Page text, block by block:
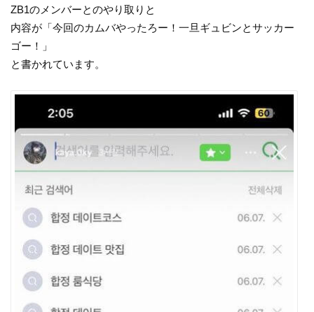
ZB1のメンバーとのやり取りと
内容が「今回のカムバやったろー！一旦ギュビンとサッカー
ゴー！」
と書かれています。